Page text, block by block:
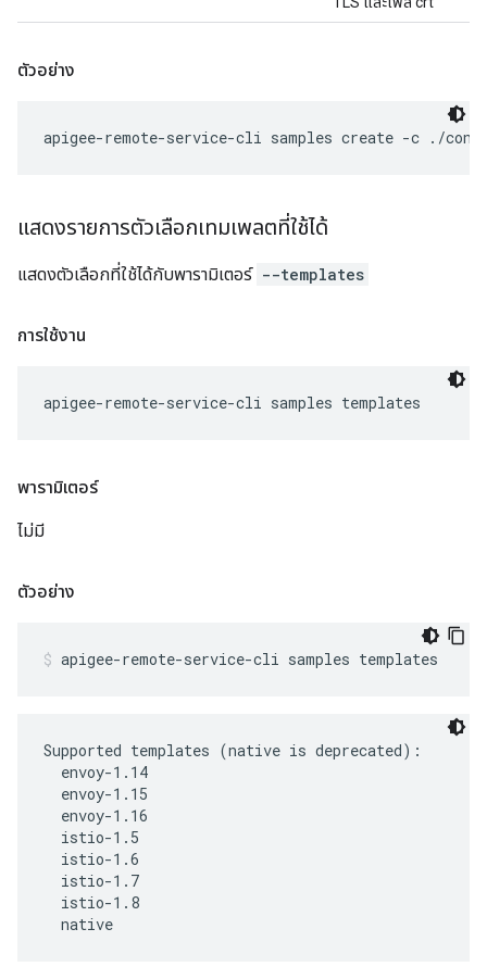
ตัวอย่าง
apigee-remote-service-cli samples create -c ./
แสดงรายการตัวเลือกเทมเพลตที่ใช้ได้
แสดงตัวเลือกที่ใช้ได้กับพารามิเตอร์ --templates
การใช้งาน
apigee-remote-service-cli samples templates
พารามิเตอร์
ไม่มี
ตัวอย่าง
apigee-remote-service-cli samples templates
Supported templates (native is deprecated):
  envoy-1.14
  envoy-1.15
  envoy-1.16
  istio-1.5
  istio-1.6
  istio-1.7
  istio-1.8
  native